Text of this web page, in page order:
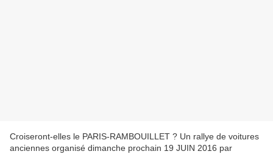
Croiseront-elles le PARIS-RAMBOUILLET ? Un rallye de voitures
anciennes organisé dimanche prochain 19 JUIN 2016 par